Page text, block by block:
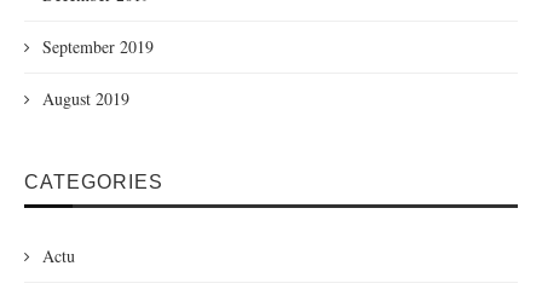
September 2019
August 2019
CATEGORIES
Actu